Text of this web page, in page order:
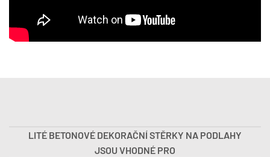
LITÉ BETONOVÉ DEKORAČNÍ STĚRKY NA PODLAHY
JSOU VHODNÉ PRO